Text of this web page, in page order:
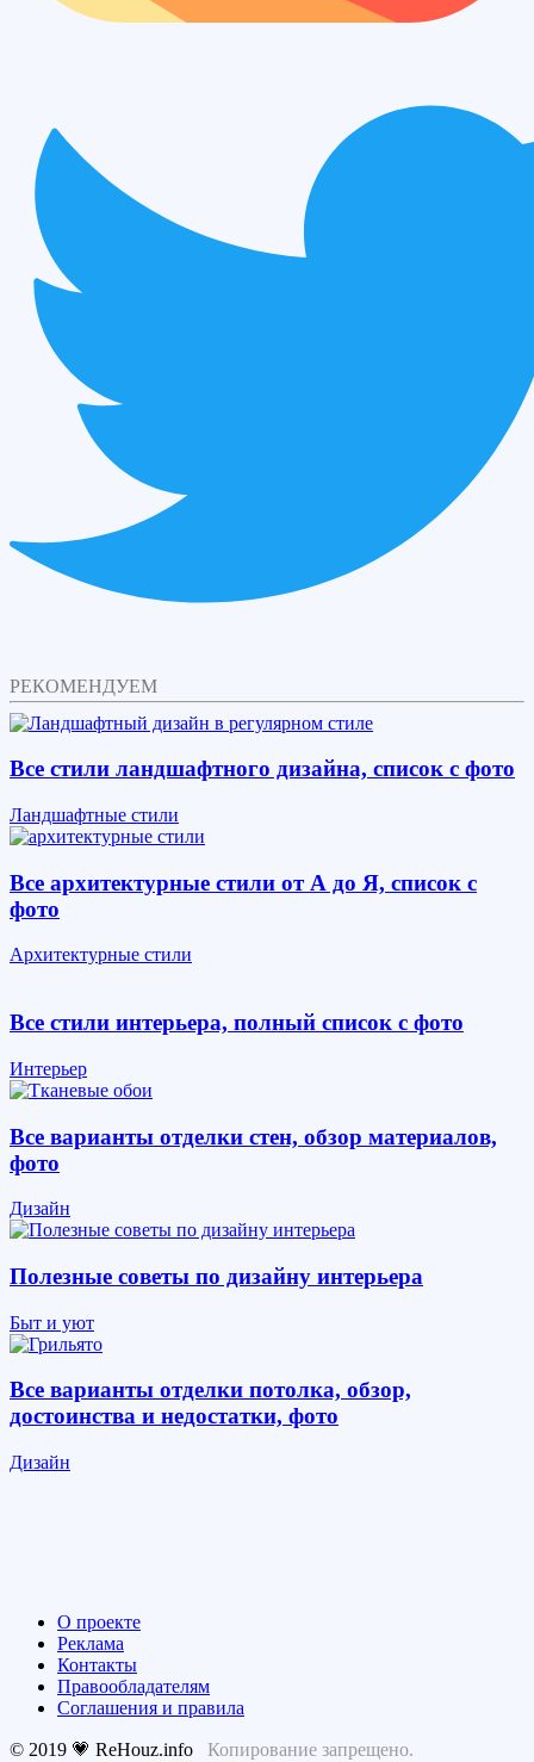
РЕКОМЕНДУЕМ
Все стили ландшафтного дизайна, список с фото
Ландшафтные стили
Все архитектурные стили от А до Я, список с
фото
Архитектурные стили
Все стили интерьера, полный список с фото
Интерьер
Все варианты отделки стен, обзор материалов,
фото
Дизайн
Полезные советы по дизайну интерьера
Быт и уют
Все варианты отделки потолка, обзор,
достоинства и недостатки, фото
Дизайн
О проекте
Реклама
Контакты
Правообладателям
Соглашения и правила
© 2019 💗 ReHouz.info Копирование запрещено.